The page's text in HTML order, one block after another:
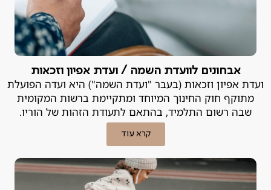
אבחונים לוועדת השמה / ועדת אפיון וזכאות
ועדת אפיון וזכאות (בעבר "ועדת השמה") היא ועדה הפועלת
מתוקף חוק החינוך המיוחד ומתקיימת ברשות המקומית
שבה רשום התלמיד, בהתאם לתעודת הזהות של הוריו.
קרא עוד